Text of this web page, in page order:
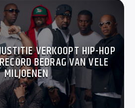
VERKOOPT HIP-HOP
BEDRAG VAN VELE
MILJOENEN